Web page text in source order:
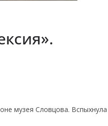
музея Словцова. Вспыхнула